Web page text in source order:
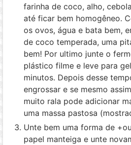
farinha de coco, alho,
até ficar bem homogêneo.
os ovos, água e bata bem,
de coco temperada, uma
bem! Por ultimo junte o
plástico filme e leve para
minutos. Depois desse
engrossar e se mesmo
muito rala pode adicionar
uma massa pastosa
Unte bem uma forma de
papel manteiga e unte